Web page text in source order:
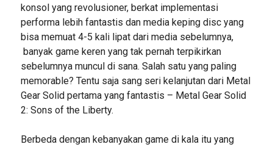
konsol yang revolusioner, berkat implementasi
performa lebih fantastis dan media keping disc yang
bisa memuat 4-5 kali lipat dari media sebelumnya,
banyak game keren yang tak pernah terpikirkan
sebelumnya muncul di sana. Salah satu yang paling
memorable? Tentu saja sang seri kelanjutan dari Metal
Gear Solid pertama yang fantastis – Metal Gear Solid
2: Sons of the Liberty.
Berbeda dengan kebanyakan game di kala itu yang